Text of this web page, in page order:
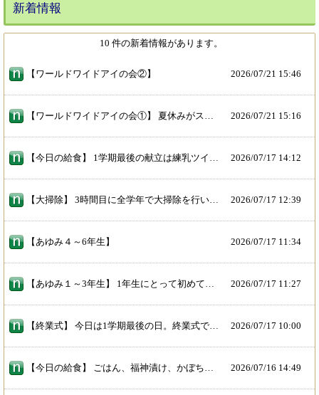
新着情報
10 件の新着情報があります。
【ワールドワイドアイの会②】 2026/07/21 15:46
【ワールドワイドアイの会①】 夏休みがスタートしましたが、今日は「ワールドワイドアイの会」の日です！ １３６名の子どもたちが参加してくれました。 さまざまな国や地域の遊びを体験しながら、新しく知ったこともあったようです。 今年はタイの留学生の方が参加してくれ、タイ語で自分の名札を作るブースもありました。 中学生もお手伝いにきてくれ、盛り上げてくれました。 2026/07/21 15:16
【今日の給食】 1学期最後の献立は練乳ツイストパン、フィッシュナゲット（新しい献立）、チキンとトマトのスパゲッティ（粉チーズ）、フルーツミックス、牛乳 今日の「夏野菜」はトマトです。「トマトが赤くなると医者が青くなる」ということわざがあるように、トマトにはビタミンやミネラル、食物せんいなど健康によい栄養がたくさん含まれています。 （「東大阪市小学校給食献立表」より） 2026/07/17 14:12
【大掃除】 3時間目に全学年で大掃除を行いました。 しばらく教室を使わなので、子どもたちはいつも以上にきれいにしようと頑張っていましｔ。 2026/07/17 12:39
【あゆみ４～6年生】 2026/07/17 11:34
【あゆみ１～3年生】 1年生にとって初めての通知表「あゆみ」。どきどき、わくわくしながら受け取っていました。 子どもたちの頑張りがたくさんつまった「あゆみ」です。おうちでも励ましの声掛けをお願いします。 2026/07/17 11:27
【終業式】 今日は1学期最後の日。終業式では1学期に頑張ったことを振り返りながら、夏休みの生活についてのお話がありました。 児童会の子どもたちからは「いかのおすし」を寸劇にして注意をよびかけていました。劇の練習をがんばり、みんなの前でしっかりと伝えてくれた児童会のみなさん、ありがとうございました。 2026/07/17 10:00
【今日の給食】 ごはん、福神漬け、かぼちゃとなすのポークカレー、ごぼうサラダ（ごまクリーミードレッシング）、牛乳 今日の「夏野菜」は、かぼちゃとなす。なすは、奈良時代に日本へ伝わり、「夏の実」が変化して「なすび」と呼ばれるようになったそうです。なすは、たくさんの種類があり、少し細くて長い「長なす」や大きな卵 のような形の「かもなす」、丸い形の「丸なす」、水分の多い「水なす」など１００種類以上あります。 （「東大阪市小学校給食献立表」より） 2026/07/16 14:49